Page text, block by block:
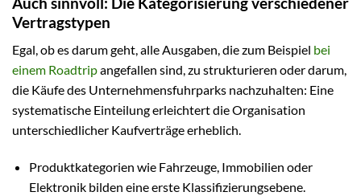
Vertragstypen
Egal, ob es darum geht, alle Ausgaben, die zum Beispiel bei
einem Roadtripangefallen sind, zu strukturieren oder darum,
die Käufe des Unternehmensfuhrparks nachzuhalten: Eine
systematische Einteilung erleichtert die Organisation
unterschiedlicher Kaufverträge erheblich.
Produktkategorien wie Fahrzeuge, Immobilien oder
Elektronik bilden eine erste Klassifizierungsebene.